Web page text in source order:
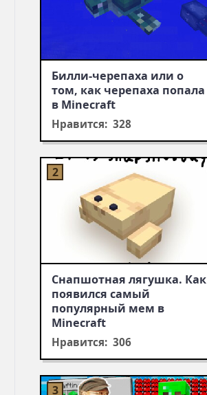
Билли-черепаха или о
том, как черепаха попала
в Minecraft
Нравится: 328
Снапшотная лягушка. Как
появился самый
популярный мем в
Minecraft
Нравится: 306